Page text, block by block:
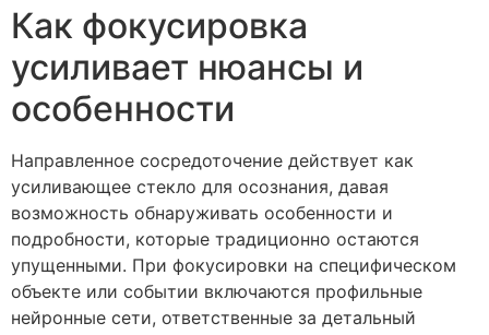
Как фокусировка
усиливает нюансы и
особенности
Направленное сосредоточение действует как
усиливающее стекло для осознания, давая
возможность обнаруживать особенности и
подробности, которые традиционно остаются
упущенными. При фокусировки на специфическом
объекте или событии включаются профильные
нейронные сети, ответственные за детальный